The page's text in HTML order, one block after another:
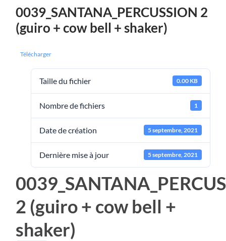
0039_SANTANA_PERCUSSION 2
(guiro + cow bell + shaker)
Télécharger
Taille du fichier 0.00 KB
Nombre de fichiers 1
Date de création 5 septembre, 2021
Dernière mise à jour 5 septembre, 2021
2 (guiro + cow bell +
shaker)